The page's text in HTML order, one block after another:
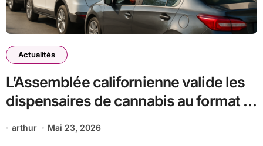
Actualités
L’Assemblée californienne valide les
dispensaires de cannabis au format «
drive-in » pour un accès facilité
arthur Mai 23, 2026